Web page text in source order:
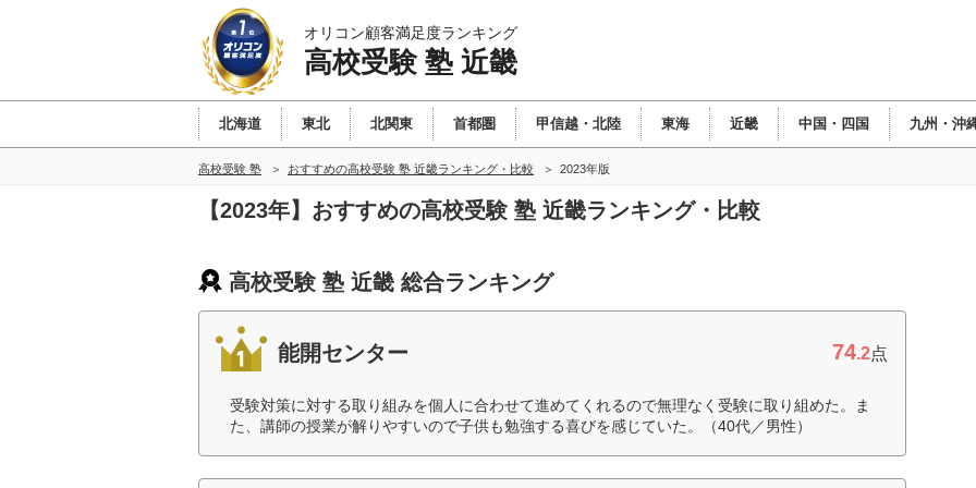
オリコン顧客満足度ランキング
高校受験 塾 近畿
北海道 東北 北関東 首都圏 甲信越・北陸 東海 近畿 中国・四国 九州・沖
高校受験 塾 おすすめの高校受験 塾 近畿ランキング・比較 2023年版
【2023年】おすすめの高校受験 塾 近畿ランキング・比較
高校受験 塾 近畿 総合ランキング
能開センター 74.2点
受験対策に対する取り組みを個人に合わせて進めてくれるので無理なく受験に取り組めた。ま
た、講師の授業が解りやすいので子供も勉強する喜びを感じていた。（40代／男性）